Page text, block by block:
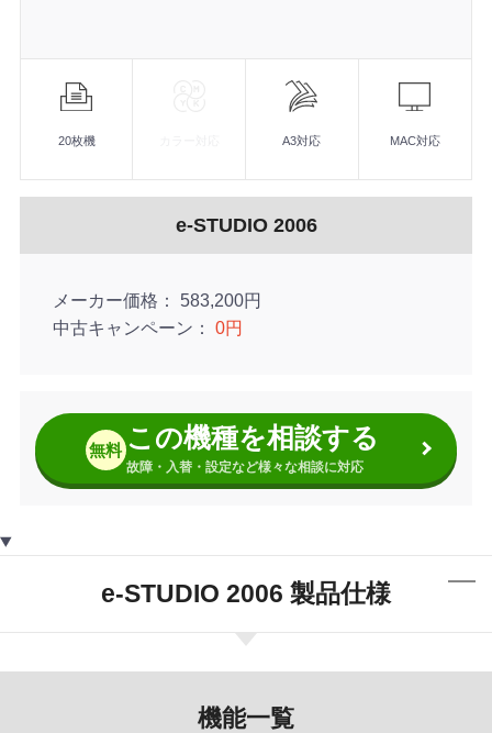
20枚機 A3対応 MAC対応
e-STUDIO 2006
メーカー価格
583,200円
中古キャンペーン
0円
無料 この機種を相談する
故障・入替・設定など様々な相談に対応
e-STUDIO 2006 製品仕様
機能一覧